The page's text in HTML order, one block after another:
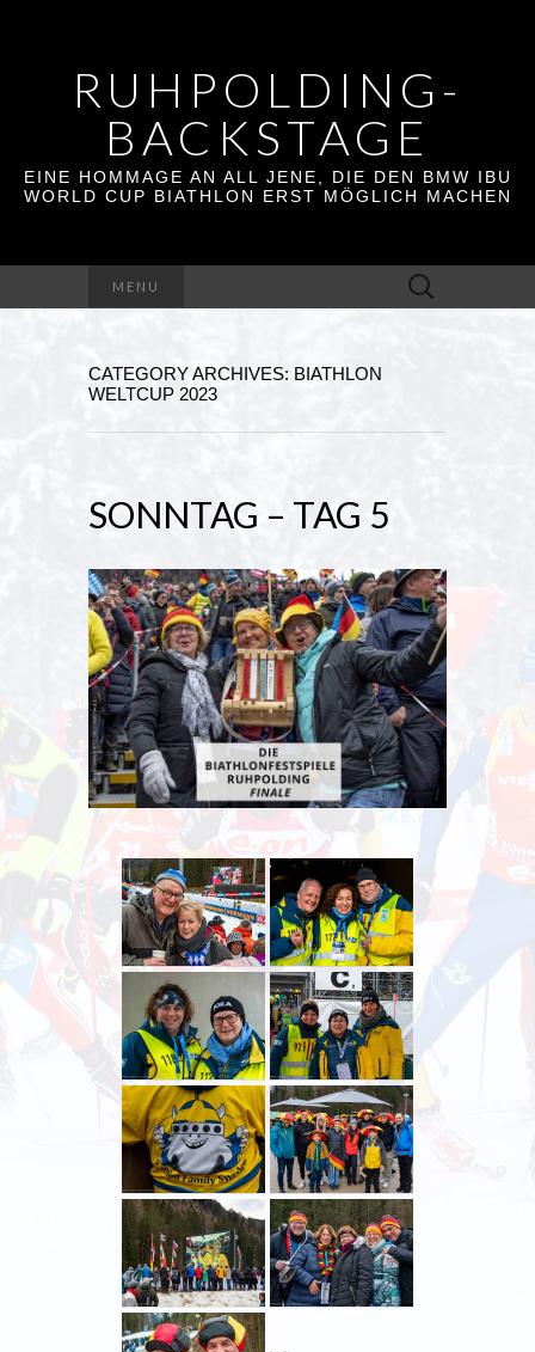
RUHPOLDING-
BACKSTAGE
EINE HOMMAGE AN ALL JENE, DIE DEN BMW IBU
WORLD CUP BIATHLON ERST MÖGLICH MACHEN
MENU
Suchen
nach:
CATEGORY ARCHIVES: BIATHLON
WELTCUP 2023
SONNTAG – TAG 5